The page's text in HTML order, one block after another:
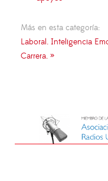
Más en esta categoría:
Laboral. Inteligencia
Carrera. »